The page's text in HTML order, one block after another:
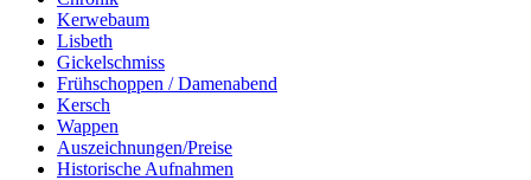
Kerwebaum
Lisbeth
Gickelschmiss
Frühschoppen / Damenabend
Kersch
Wappen
Auszeichnungen/Preise
Historische Aufnahmen